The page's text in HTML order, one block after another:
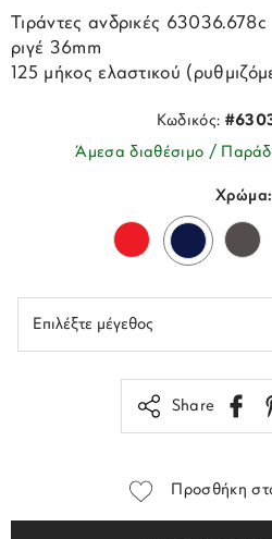
Τιράντες ανδρικές 63036.678c
ριγέ 36mm
125 μήκος ελαστικού
Κωδικός:
Άμεσα διαθέσιμο /
Χρώμα:
Share
Προσθήκη